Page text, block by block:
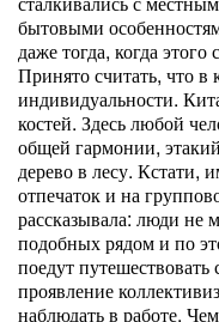
бытовыми
даже тогда, когда
Принято считать, что в
индивидуальности.
костей. Здесь любой
общей гармонии,
дерево в лесу. Кстати,
отпечаток и на
рассказывала: люди не
подобных рядом и по
поедут
проявление
наблюдать в работе.